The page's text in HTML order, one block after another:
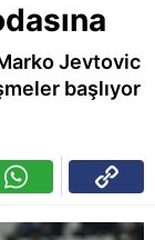
Jevtovic
başlıyor